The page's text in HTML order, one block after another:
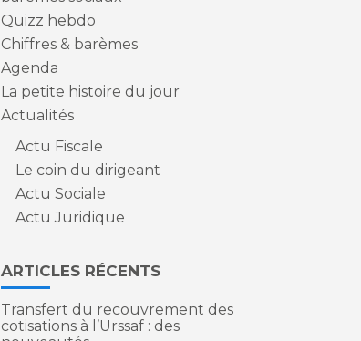
Quizz hebdo
Chiffres & barèmes
Agenda
La petite histoire du jour
Actualités
Actu Fiscale
Le coin du dirigeant
Actu Sociale
Actu Juridique
ARTICLES RÉCENTS
Transfert du recouvrement des
cotisations à l’Urssaf : des